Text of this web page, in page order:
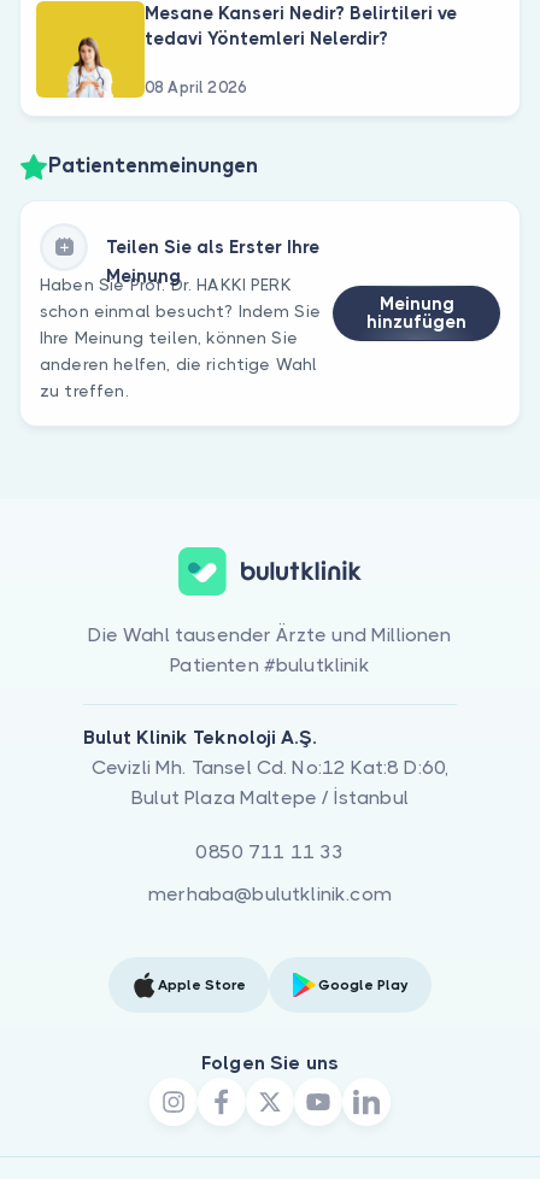
Mesane Kanseri Nedir? Belirtileri ve
tedavi Yöntemleri Nelerdir?
08 April 2026
Patientenmeinungen
Teilen Sie als Erster Ihre
Meinung
Haben Sie Prof. Dr. HAKKI PERK
schon einmal besucht? Indem Sie
Ihre Meinung teilen, können Sie
anderen helfen, die richtige Wahl
zu treffen.
Meinung
hinzufügen
Die Wahl tausender Ärzte und Millionen
Patienten #bulutklinik
Bulut Klinik Teknoloji A.Ş.
Cevizli Mh. Tansel Cd. No:12 Kat:8 D:60,
Bulut Plaza Maltepe / İstanbul
0850 711 11 33
merhaba@bulutklinik.com
Apple Store Google Play
Folgen Sie uns